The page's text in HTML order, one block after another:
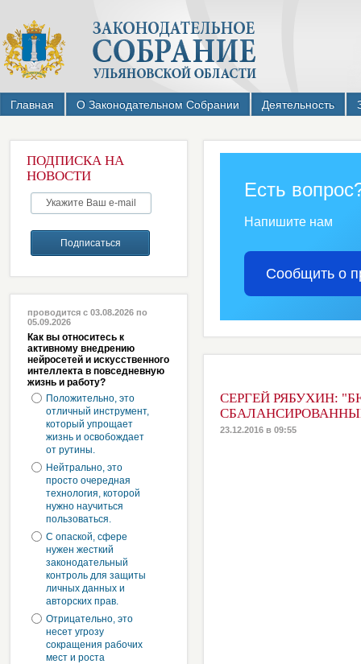
Главная О Законодательном Собрании Деятельность
ПОДПИСКА НА
НОВОСТИ
проводится с 03.08.2026 по
05.09.2026
Как вы относитесь к
активному внедрению
нейросетей и искусственного
интеллекта в повседневную
жизнь и работу?
Положительно, это
отличный инструмент,
который упрощает
жизнь и освобождает
от рутины.
Нейтрально, это
просто очередная
технология, которой
нужно научиться
пользоваться.
С опаской, сфере
нужен жесткий
законодательный
контроль для защиты
личных данных и
авторских прав.
Отрицательно, это
несет угрозу
сокращения рабочих
мест и роста
Есть
Напишите нам
Сообщить о
СЕРГЕЙ РЯБУХИН:
23.12.2016 в 09:55